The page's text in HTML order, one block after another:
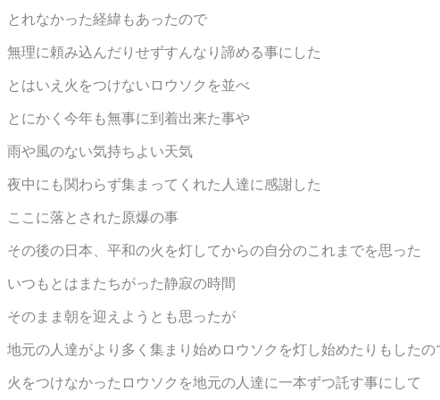
とれなかった経緯もあったので
無理に頼み込んだりせずすんなり諦める事にした
とはいえ火をつけないロウソクを並べ
とにかく今年も無事に到着出来た事や
雨や風のない気持ちよい天気
夜中にも関わらず集まってくれた人達に感謝した
ここに落とされた原爆の事
その後の日本、平和の火を灯してからの自分のこれまでを思った
いつもとはまたちがった静寂の時間
そのまま朝を迎えようとも思ったが
地元の人達がより多く集まり始めロウソクを灯し始めたりもしたの
火をつけなかったロウソクを地元の人達に一本ずつ託す事にして